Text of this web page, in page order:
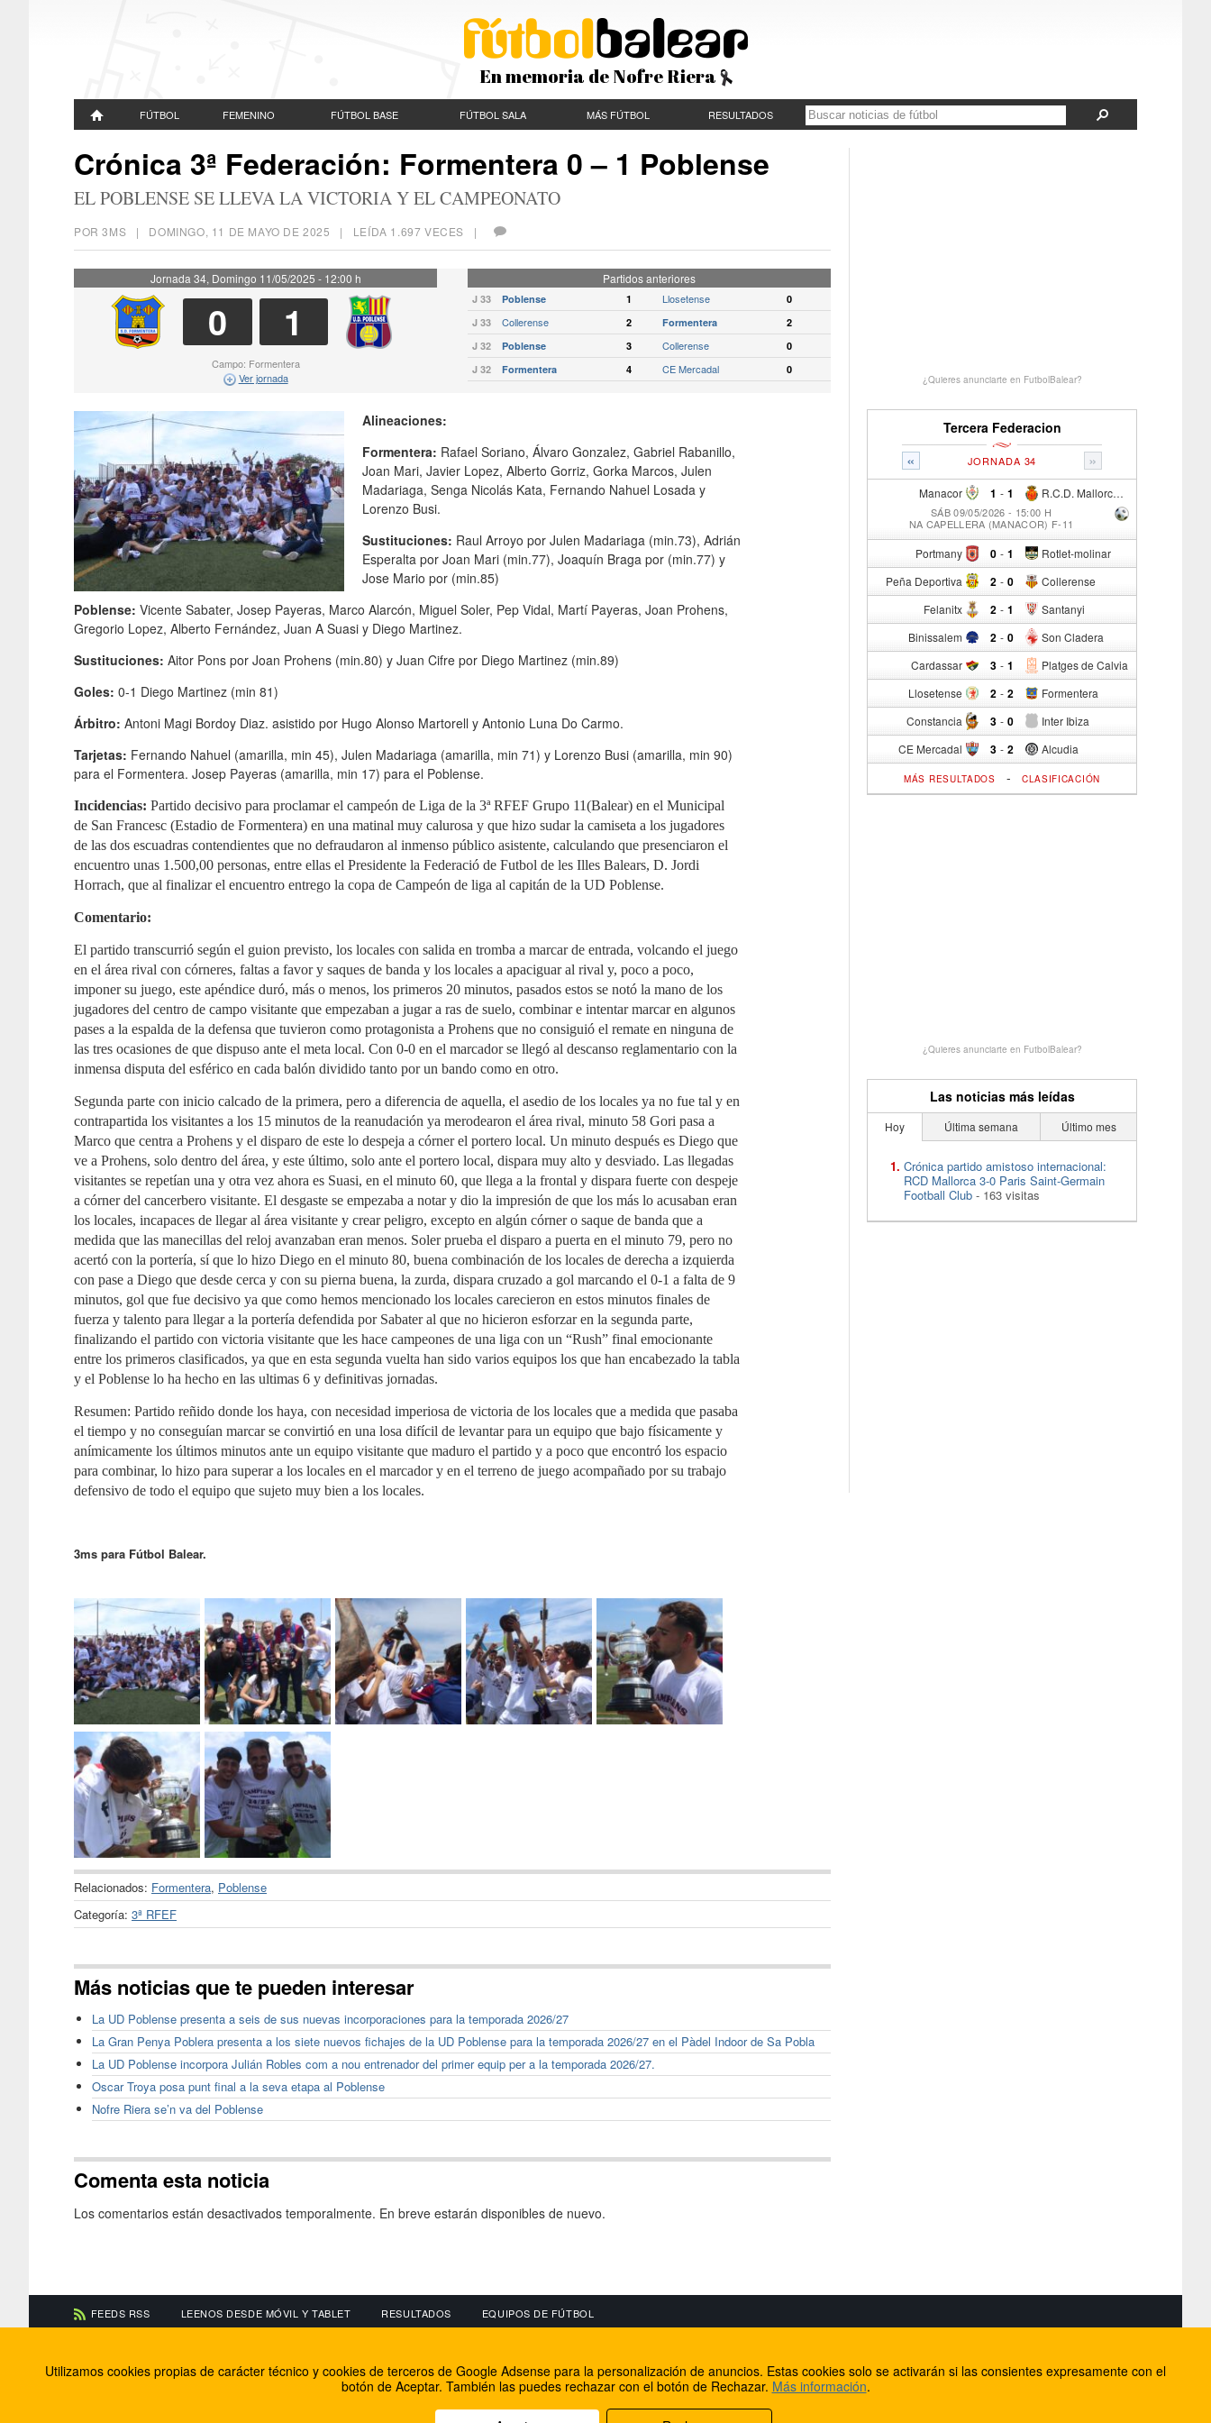
En memoria de Nofre Riera
FÚTBOL FEMENINO FÚTBOL BASE FÚTBOL SALA MÁS FÚTBOL RESULTADOS
Crónica 3ª Federación: Formentera 0 – 1 Poblense
EL POBLENSE SE LLEVA LA VICTORIA Y EL CAMPEONATO
POR 3MS | DOMINGO, 11 DE MAYO DE 2025 | LEÍDA 1.697 VECES |
Jornada 34, Domingo 11/05/2025 - 12:00 h
0 1
Campo: Formentera
Ver jornada
Partidos anteriores
J 33 Poblense 1 Llosetense
0
J 33
Collerense 2 Formentera
2
J 32
Poblense 3 Collerense
0
J 32
Formentera 4 CE Mercadal 0
Alineaciones:
Formentera: Rafael Soriano, Álvaro Gonzalez, Gabriel Rabanillo,
Joan Mari, Javier Lopez, Alberto Gorriz, Gorka Marcos, Julen
Madariaga, Senga Nicolás Kata, Fernando Nahuel Losada y
Lorenzo Busi.
Sustituciones: Raul Arroyo por Julen Madariaga (min.73), Adrián
Esperalta por Joan Mari (min.77), Joaquín Braga por (min.77) y
Jose Mario por (min.85)
Poblense: Vicente Sabater, Josep Payeras, Marco Alarcón, Miguel Soler, Pep Vidal, Martí Payeras, Joan Prohens,
Gregorio Lopez, Alberto Fernández, Juan A Suasi y Diego Martinez.
Sustituciones: Aitor Pons por Joan Prohens (min.80) y Juan Cifre por Diego Martinez (min.89)
Goles: 0-1 Diego Martinez (min 81)
Árbitro: Antoni Magi Bordoy Diaz. asistido por Hugo Alonso Martorell y Antonio Luna Do Carmo.
Tarjetas: Fernando Nahuel (amarilla, min 45), Julen Madariaga (amarilla, min 71) y Lorenzo Busi (amarilla, min 90)
para el Formentera. Josep Payeras (amarilla, min 17) para el Poblense.
Incidencias: Partido decisivo para proclamar el campeón de Liga de la 3ª RFEF Grupo 11(Balear) en el Municipal
de San Francesc (Estadio de Formentera) en una matinal muy calurosa y que hizo sudar la camiseta a los jugadores
de las dos escuadras contendientes que no defraudaron al inmenso público asistente, calculando que presenciaron el
encuentro unas 1.500,00 personas, entre ellas el Presidente la Federació de Futbol de les Illes Balears, D. Jordi
Horrach, que al finalizar el encuentro entrego la copa de Campeón de liga al capitán de la UD Poblense.
Comentario:
El partido transcurrió según el guion previsto, los locales con salida en tromba a marcar de entrada, volcando el juego
en el área rival con córneres, faltas a favor y saques de banda y los locales a apaciguar al rival y, poco a poco,
imponer su juego, este apéndice duró, más o menos, los primeros 20 minutos, pasados estos se notó la mano de los
jugadores del centro de campo visitante que empezaban a jugar a ras de suelo, combinar e intentar marcar en algunos
pases a la espalda de la defensa que tuvieron como protagonista a Prohens que no consiguió el remate en ninguna de
las tres ocasiones de que dispuso ante el meta local. Con 0-0 en el marcador se llegó al descanso reglamentario con la
inmensa disputa del esférico en cada balón dividido tanto por un bando como en otro.
Segunda parte con inicio calcado de la primera, pero a diferencia de aquella, el asedio de los locales ya no fue tal y en
contrapartida los visitantes a los 15 minutos de la reanudación ya merodearon el área rival, minuto 58 Gori pasa a
Marco que centra a Prohens y el disparo de este lo despeja a córner el portero local. Un minuto después es Diego que
ve a Prohens, solo dentro del área, y este último, solo ante el portero local, dispara muy alto y desviado. Las llegadas
visitantes se repetían una y otra vez ahora es Suasi, en el minuto 60, que llega a la frontal y dispara fuerte con despeje
a córner del cancerbero visitante. El desgaste se empezaba a notar y dio la impresión de que los más lo acusaban eran
los locales, incapaces de llegar al área visitante y crear peligro, excepto en algún córner o saque de banda que a
medida que las manecillas del reloj avanzaban eran menos. Soler prueba el disparo a puerta en el minuto 79, pero no
acertó con la portería, sí que lo hizo Diego en el minuto 80, buena combinación de los locales de derecha a izquierda
con pase a Diego que desde cerca y con su pierna buena, la zurda, dispara cruzado a gol marcando el 0-1 a falta de 9
minutos, gol que fue decisivo ya que como hemos mencionado los locales carecieron en estos minutos finales de
fuerza y talento para llegar a la portería defendida por Sabater al que no hicieron esforzar en la segunda parte,
finalizando el partido con victoria visitante que les hace campeones de una liga con un “Rush” final emocionante
entre los primeros clasificados, ya que en esta segunda vuelta han sido varios equipos los que han encabezado la tabla
y el Poblense lo ha hecho en las ultimas 6 y definitivas jornadas.
Resumen: Partido reñido donde los haya, con necesidad imperiosa de victoria de los locales que a medida que pasaba
el tiempo y no conseguían marcar se convirtió en una losa difícil de levantar para un equipo que bajo físicamente y
anímicamente los últimos minutos ante un equipo visitante que maduro el partido y a poco que encontró los espacio
para combinar, lo hizo para superar a los locales en el marcador y en el terreno de juego acompañado por su trabajo
defensivo de todo el equipo que sujeto muy bien a los locales.
3ms para Fútbol Balear.
Relacionados: Formentera, Poblense
Categoría: 3ª RFEF
Más noticias que te pueden interesar
La UD Poblense presenta a seis de sus nuevas incorporaciones para la temporada 2026/27
La Gran Penya Poblera presenta a los siete nuevos fichajes de la UD Poblense para la temporada 2026/27 en el Pàdel Indoor de Sa Pobla
La UD Poblense incorpora Julián Robles com a nou entrenador del primer equip per a la temporada 2026/27.
Oscar Troya posa punt final a la seva etapa al Poblense
Nofre Riera se’n va del Poblense
Comenta esta noticia
Los comentarios están desactivados temporalmente. En breve estarán disponibles de nuevo.
¿Quieres anunciarte en FutbolBalear?
Tercera Federacion
« »
JORNADA 34
Manacor 1 - R.C.D. Mallorca Sad "B"
1
SÁB 09/05/2026 - 15:00 H
NA CAPELLERA (MANACOR) F-11
Portmany 0 - Rotlet-molinar
1
Peña Deportiva 2 - Collerense
0
Felanitx 2 - Santanyi
1
Binissalem 2 - Son Cladera
0
Cardassar 3 - Platges de Calvia
1
Llosetense 2 - Formentera
2
Constancia 3 - Inter Ibiza
0
CE Mercadal 3 - Alcudia
2
MÁS RESULTADOS - CLASIFICACIÓN
¿Quieres anunciarte en FutbolBalear?
Las noticias más leídas
Hoy Última semana Último mes
Crónica partido amistoso internacional:
RCD Mallorca 3-0 Paris Saint-Germain
Football Club - 163 visitas
FEEDS RSS LEENOS DESDE MÓVIL Y TABLET RESULTADOS EQUIPOS DE FÚTBOL
Información de contacto
El equipo de FútbolBalear
Soluciones Corporativas IP
Facebook
Twitter
Internet Rural Mallorca
Registro de dominios
Utilizamos cookies propias de carácter técnico y cookies de terceros de Google Adsense para la personalización de anuncios. Estas cookies solo se activarán si las consientes expresamente con el
botón de Aceptar. También las puedes rechazar con el botón de Rechazar. Más información.